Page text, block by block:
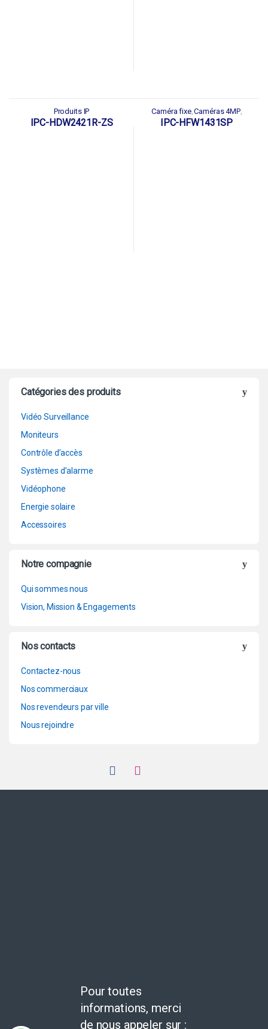
Produits IP
IPC-HDW2421R-ZS
Caméra fixe,Caméras 4MP,
Caméras IP,Produits IP,Série
LITE
IPC-HFW1431SP
Catégories des produits
Vidéo Surveillance
Moniteurs
Contrôle d’accès
Systèmes d’alarme
Vidéophone
Energie solaire
Accessoires
Notre compagnie
Qui sommes nous
Vision, Mission & Engagements
Nos contacts
Contactez-nous
Nos commerciaux
Nos revendeurs par ville
Nous rejoindre
Pour toutes
informations, merci
de nous appeler sur :